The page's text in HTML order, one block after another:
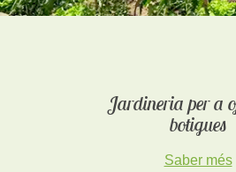
Jardineria per a
botigues
Saber més